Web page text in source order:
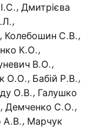
Дмитрієва
Колебошин С.В.,
К.О.,
В.О.,
О.О., Бабій Р.В.,
О.В., Галушко
Демченко С.О.,
А.В., Марчук